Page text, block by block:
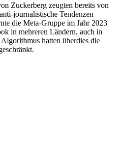
Zuckerberg zeugten bereits von
journalistische Tendenzen
die Meta-Gruppe im Jahr 2023
in mehreren Ländern, auch in
hatten überdies die